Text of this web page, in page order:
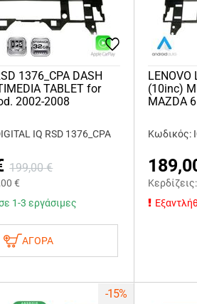
1376_CPA DASH
TABLET for
2002-2008
IQ RSD 1376_CPA
199,00 €
€
1-3 εργάσιμες
ΑΓΟΡΑ
LENOVO
(10inc)
MAZDA
Κωδικός:
-15%